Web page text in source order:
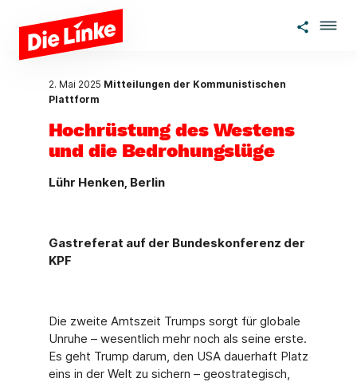
Zum Hauptinhalt springen
2. Mai 2025 Mitteilungen der Kommunistischen
Plattform
Hochrüstung des Westens
und die Bedrohungslüge
Lühr Henken, Berlin
Gastreferat auf der Bundeskonferenz der
KPF
Die zweite Amtszeit Trumps sorgt für globale
Unruhe – wesentlich mehr noch als seine erste.
Es geht Trump darum, den USA dauerhaft Platz
eins in der Welt zu sichern – geo­strategisch,